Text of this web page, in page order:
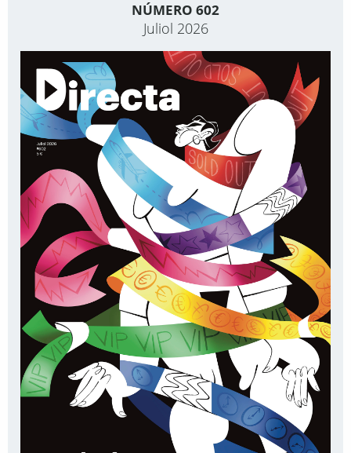
NÚMERO 602
Juliol 2026